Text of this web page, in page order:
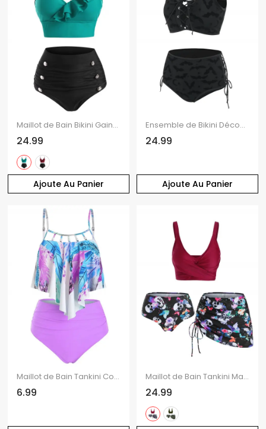
Ajoute Au Panier
Maillot de Bain Bikini Gainant en Blocs de Couleurs à Faux Bouton à Volants de Plage
24.99
Ajoute Au Panier
Ensemble de Bikini Découpé Chauve-souris Croissant en Maille à Lacets
24.99
Maillot de Bain Tankini Contrôle du Ventre à Imprimé Plume Embelli de Perle à Volants de Plage
6.99
Maillot de Bain Tankini Matelassé à Imprimé Fleur Papillon Crâne Trois Pièces de Plage
24.99